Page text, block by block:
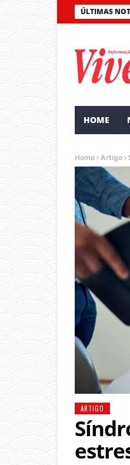
ÚLTIMAS
HOME
Home Artigo
ARTIGO